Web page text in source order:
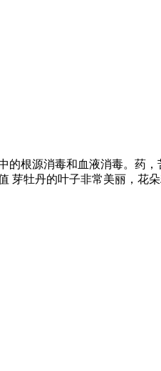
根源消毒和血液消毒。药
牡丹的叶子非常美丽，花